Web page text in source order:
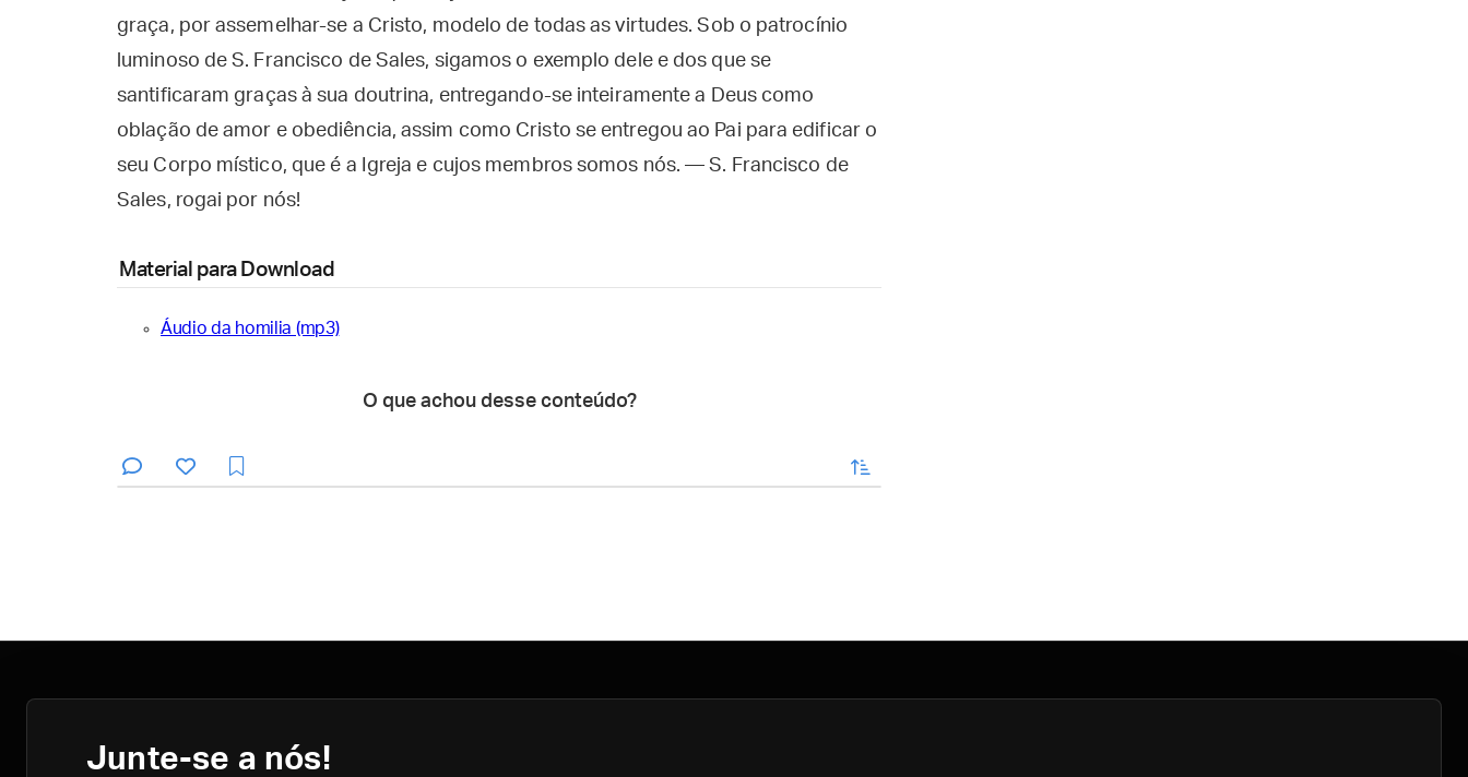
graça, por assemelhar-se a Cristo, modelo de todas as virtudes. Sob o patrocínio
luminoso de S. Francisco de Sales, sigamos o exemplo dele e dos que se
santificaram graças à sua doutrina, entregando-se inteiramente a Deus como
oblação de amor e obediência, assim como Cristo se entregou ao Pai para edificar o
seu Corpo místico, que é a Igreja e cujos membros somos nós. — S. Francisco de
Sales, rogai por nós!
Material para Download
Áudio da homilia (mp3)
O que achou desse conteúdo?
enviar
Junte-se a nós!